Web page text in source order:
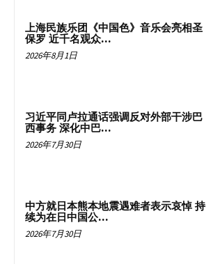
上海民族乐团《中国色》音乐会亮相圣
保罗 近千名观众...
2026年8月1日
习近平同卢拉通话强调反对外部干涉巴
西事务 深化中巴...
2026年7月30日
中方就日本熊本地震遇难者表示哀悼 持
续为在日中国公...
2026年7月30日